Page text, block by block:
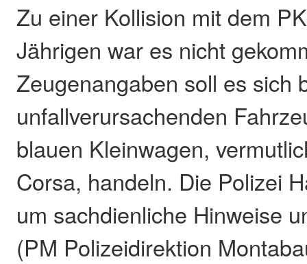
Zu einer Kollision mit dem
Jährigen war es nicht
Zeugenangaben soll es sich
unfallverursachenden
blauen Kleinwagen,
Corsa, handeln. Die Polizei
um sachdienliche Hinweise
(PM Polizeidirektion